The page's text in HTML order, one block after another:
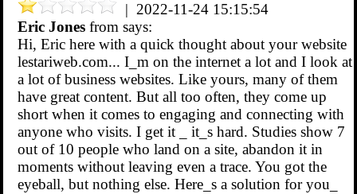
| 2022-11-24 15:15:54
Eric Jones from says:
Hi, Eric here with a quick thought about your website
lestariweb.com... I_m on the internet a lot and I look at
a lot of business websites. Like yours, many of them
have great content. But all too often, they come up
short when it comes to engaging and connecting with
anyone who visits. I get it _ it_s hard. Studies show 7
out of 10 people who land on a site, abandon it in
moments without leaving even a trace. You got the
eyeball, but nothing else. Here_s a solution for you_